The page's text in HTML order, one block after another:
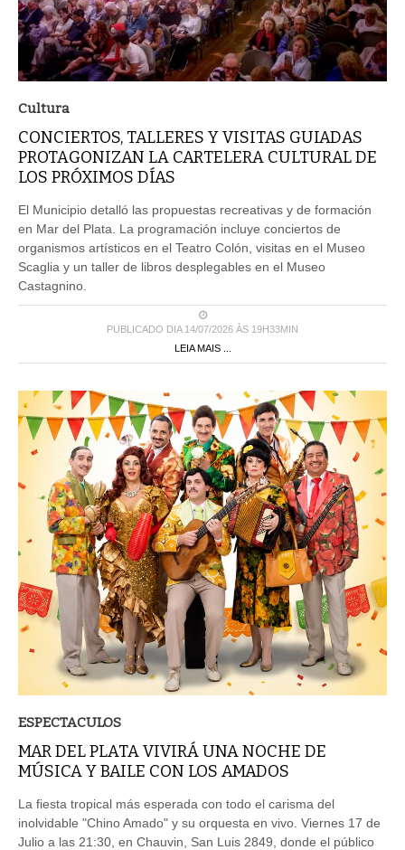
Cultura
CONCIERTOS, TALLERES Y VISITAS GUIADAS
PROTAGONIZAN LA CARTELERA CULTURAL DE
LOS PRÓXIMOS DÍAS
El Municipio detalló las propuestas recreativas y de formación
en Mar del Plata. La programación incluye conciertos de
organismos artísticos en el Teatro Colón, visitas en el Museo
Scaglia y un taller de libros desplegables en el Museo
Castagnino.
PUBLICADO DIA 14/07/2026 ÀS 19H33MIN
LEIA MAIS ...
ESPECTACULOS
MAR DEL PLATA VIVIRÁ UNA NOCHE DE
MÚSICA Y BAILE CON LOS AMADOS
La fiesta tropical más esperada con todo el carisma del
inolvidable "Chino Amado" y su orquesta en vivo. Viernes 17 de
Julio a las 21:30, en Chauvin, San Luis 2849, donde el público